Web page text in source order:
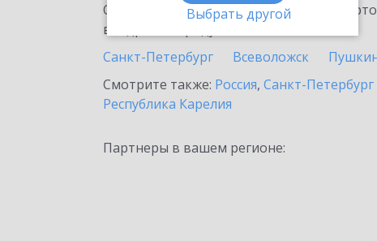
Выбрать другой
Ознакомьтесь с информационными
внедрение продукта.
Санкт-Петербург
Всеволожск
Смотрите также: Россия, Санкт-
Республика Карелия
Партнеры в вашем регионе: